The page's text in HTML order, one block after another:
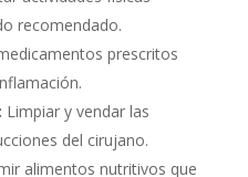
recomendado.
prescritos
Limpiar y vendar las
del cirujano.
alimentos nutritivos que